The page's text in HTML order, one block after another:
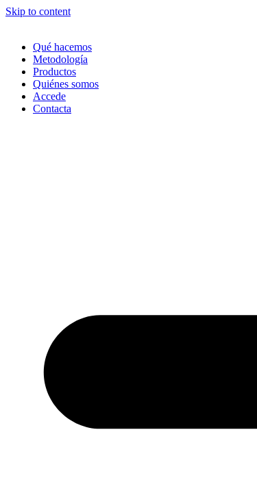
Skip to content
Qué hacemos
Metodología
Productos
Quiénes somos
Accede
Contacta